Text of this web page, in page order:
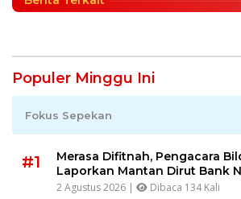
Populer Minggu Ini
Fokus Sepekan
#1
Merasa Difitnah, Pengacara
Laporkan Mantan Dirut Bank
2 Agustus 2026 | Dibaca 134 Kali